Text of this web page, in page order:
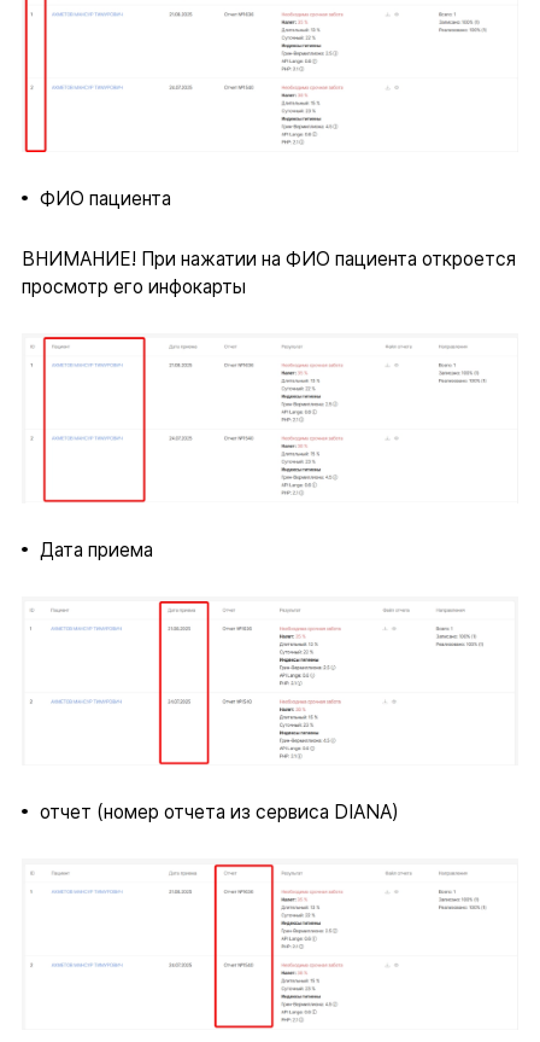
ФИО пациента
ВНИМАНИЕ! При нажатии на ФИО пациента откроется
просмотр его инфокарты
Дата приема
отчет (номер отчета из сервиса DIANA)